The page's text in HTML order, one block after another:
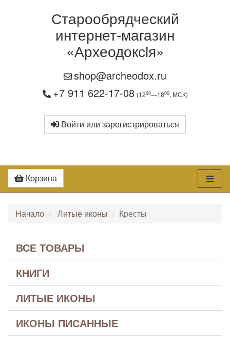
Старообрядческий
интернет-магазин
«Археодоксiя»
shop@archeodox.ru
+7 911 622-17-08 (1200—1800, МСК)
Войти или зарегистрироваться
Корзина
Начало Литые иконы Кресты
ВСЕ ТОВАРЫ
КНИГИ
ЛИТЫЕ ИКОНЫ
ИКОНЫ ПИСАННЫЕ